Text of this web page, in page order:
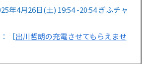
年4月26日(土) 19:54 -20:54 ぎふチャ
［出川哲朗の充電させてもらえませ